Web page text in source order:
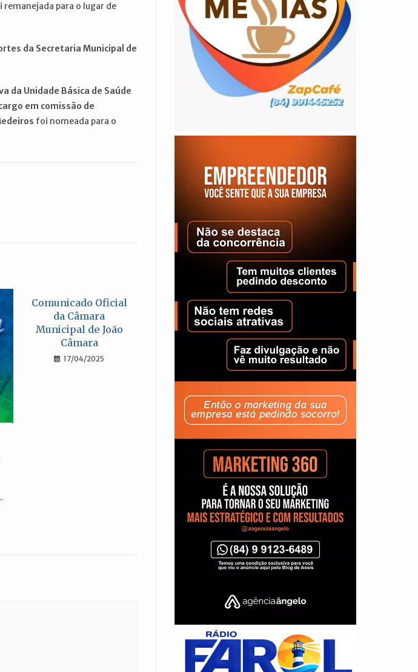
remanejada para o lugar de
da Secretaria Municipal de
da Unidade Básica de Saúde
em comissão de
foi nomeada para o
Comunicado Oficial
da Câmara
Municipal de João
Câmara
17/04/2025